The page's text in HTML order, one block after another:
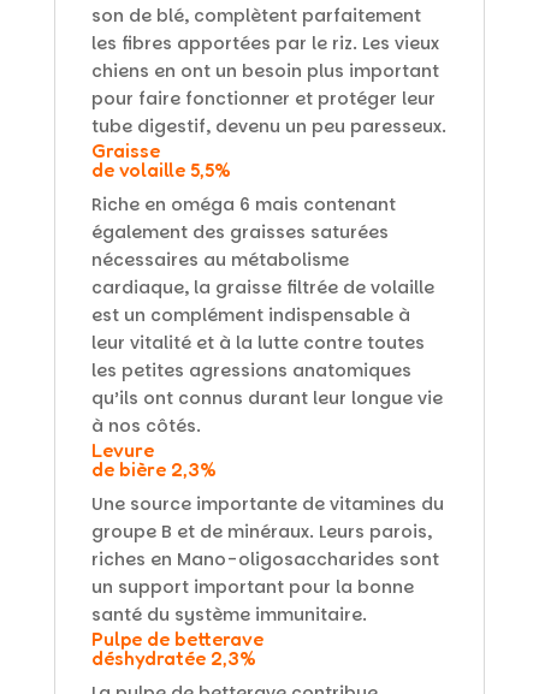
son de blé, complètent parfaitement
les fibres apportées par le riz. Les vieux
chiens en ont un besoin plus important
pour faire fonctionner et protéger leur
tube digestif, devenu un peu paresseux.
Graisse
de volaille 5,5%
Riche en oméga 6 mais contenant
également des graisses saturées
nécessaires au métabolisme
cardiaque, la graisse filtrée de volaille
est un complément indispensable à
leur vitalité et à la lutte contre toutes
les petites agressions anatomiques
qu’ils ont connus durant leur longue vie
à nos côtés.
Levure
de bière 2,3%
Une source importante de vitamines du
groupe B et de minéraux. Leurs parois,
riches en Mano-oligosaccharides sont
un support important pour la bonne
santé du système immunitaire.
Pulpe de betterave
déshydratée 2,3%